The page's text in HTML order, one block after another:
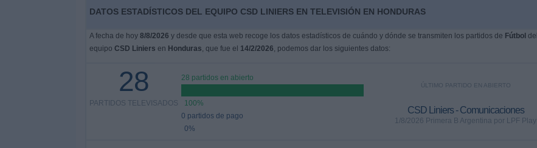
DATOS ESTADÍSTICOS DEL EQUIPO CSD LINIERS EN TELEVISIÓN EN HONDURAS
A fecha de hoy 8/8/2026 y desde que esta web recoge los datos estadísticos de cuándo y dónde se transmiten los partidos de Fútbol del
equipo CSD Liniers en Honduras, que fue el 14/2/2026, podemos dar los siguientes datos:
28
PARTIDOS TELEVISADOS
28 partidos en abierto
100%
0 partidos de pago
0%
ÚLTIMO PARTIDO EN ABIERTO
CSD Liniers - Comunicaciones
1/8/2026 Primera B Argentina por LPF Play